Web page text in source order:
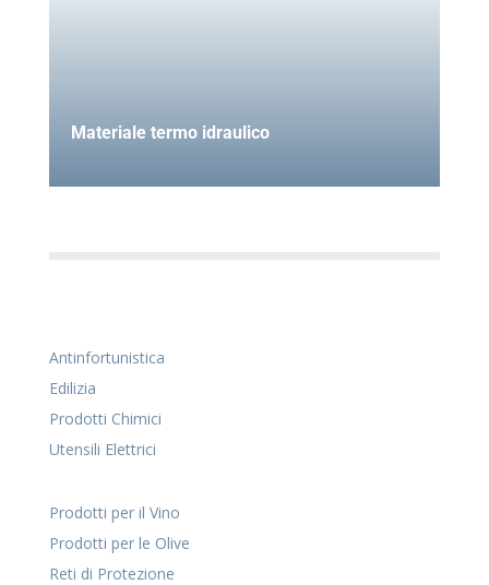
Materiale termo idraulico
Antinfortunistica
Edilizia
Prodotti Chimici
Utensili Elettrici
Prodotti per il Vino
Prodotti per le Olive
Reti di Protezione